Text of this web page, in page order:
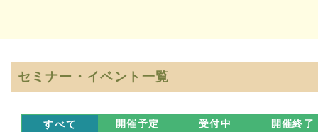
セミナー・イベント一覧
すべて 開催予定 受付中 開催終了